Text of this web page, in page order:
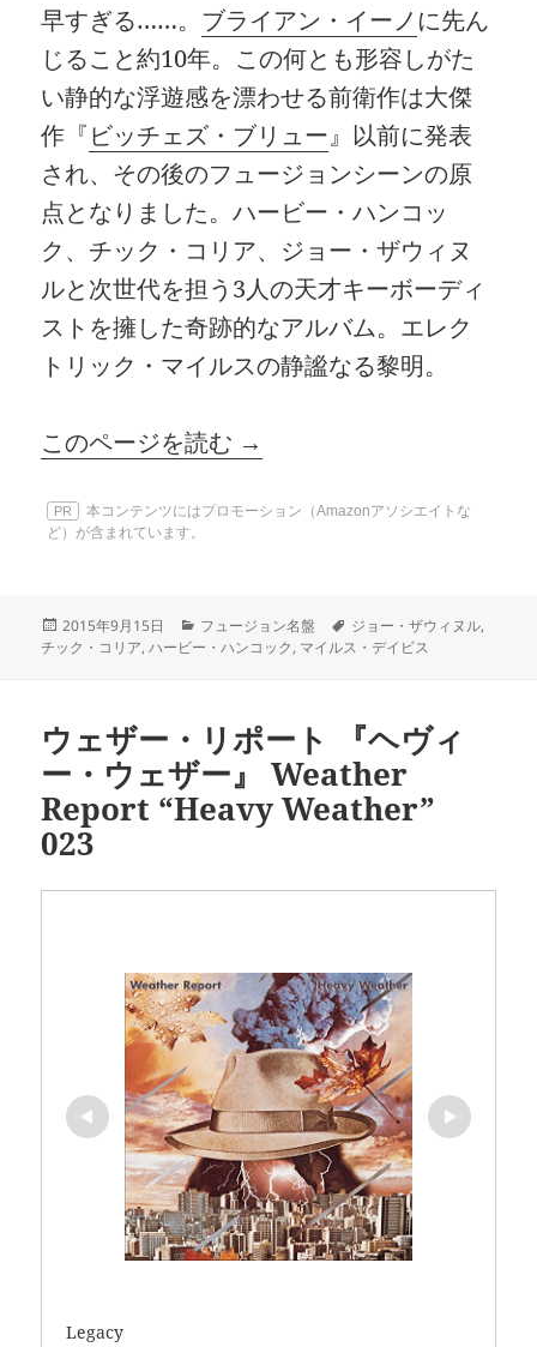
早すぎる……。 ブライアン・イーノ に先ん
じること約10年。この何とも形容しがた
い静的な浮遊感を漂わせる前衛作は大傑
作『ビッチェズ・ブリュー』以前に発表
され、その後のフュージョンシーンの原
点となりました。ハービー・ハンコッ
ク、チック・コリア、ジョー・ザウィヌ
ルと次世代を担う3人の天才キーボーディ
ストを擁した奇跡的なアルバム。エレク
トリック・マイルスの静謐なる黎明。
このページを読む →
PR
本コンテンツにはプロモーション（Amazonアソシエイトな
ど）が含まれています。
投
稿
2015年9月15日
カ
テ
フュージョン名盤
タ
グ
ジョー・ザウィヌル,
チック・コリア,ハービー・ハンコック, マイルス・デイビス
ウェザー・リポート 『ヘヴィ
ー・ウェザー』 Weather
Report “Heavy Weather”
023
Legacy